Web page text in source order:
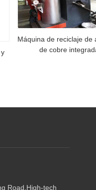
Máquina de reciclaje de
de cobre
Road,High-tech